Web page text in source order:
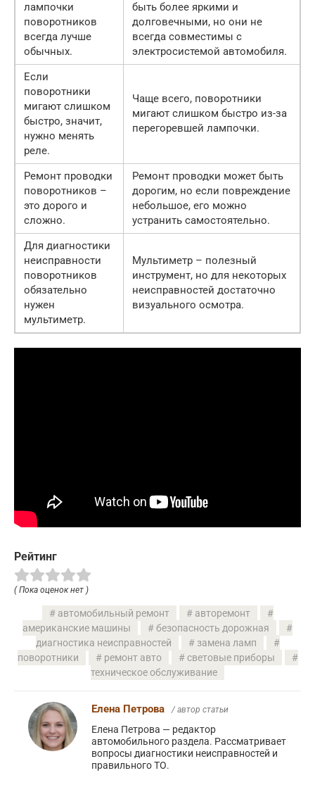
лампочки
поворотников
всегда лучше
обычных.
быть более яркими и
долговечными, но они не
всегда совместимы с
электросистемой автомобиля.
Если
поворотники
мигают слишком
быстро, значит,
нужно менять
реле.
Чаще всего, поворотники
мигают слишком быстро из-за
перегоревшей лампочки.
Ремонт проводки
поворотников –
это дорого и
сложно.
Ремонт проводки может быть
дорогим, но если повреждение
небольшое, его можно
устранить самостоятельно.
Для диагностики
неисправности
поворотников
обязательно
нужен
мультиметр.
Мультиметр – полезный
инструмент, но для некоторых
неисправностей достаточно
визуального осмотра.
Рейтинг
( Пока оценок нет )
автомобильный ремонт
авторемонт
американские машины
безопасность дорожная
диагностика неисправностей
замена ламп
поворотники
ремонт авто
световые приборы
техническое обслуживание
Елена Петрова / автор статьи
Елена Петрова — редактор
автомобильного раздела. Рассматривает
вопросы диагностики неисправностей и
правильного ТО.